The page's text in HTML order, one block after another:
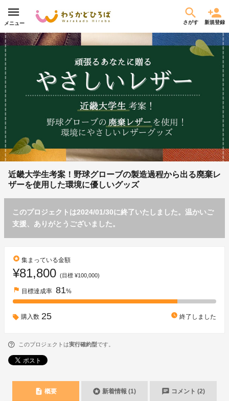
メニュー さがす 新規登録
近畿大学生考案！野球グローブの製造過程から出る廃棄レ
ザーを使用した環境に優しいグッズ
このプロジェクトは2024/01/30に終了いたしました。温かいご
支援、ありがとうございました。
stars 集まっている金額
¥81,800 (目標 ¥100,000)
flag 目標達成率 81%
購入数 25 watch_later 終了しました
このプロジェクトは実行確約型です。
description 概要 stars 新着情報 (1) chat コメント (2)